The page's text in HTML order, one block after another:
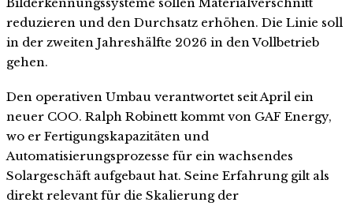
reduzieren und den Durchsatz erhöhen. Die Linie soll
in der zweiten Jahreshälfte 2026 in den Vollbetrieb
gehen.
Den operativen Umbau verantwortet seit April ein
neuer COO. Ralph Robinett kommt von GAF Energy,
wo er Fertigungskapazitäten und
Automatisierungsprozesse für ein wachsendes
Solargeschäft aufgebaut hat. Seine Erfahrung gilt als
direkt relevant für die Skalierung der